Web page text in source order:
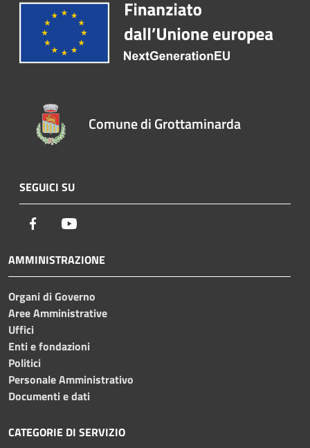
Comune di Grottaminarda
SEGUICI SU
Facebook
AMMINISTRAZIONE
Organi di Governo
Aree Amministrative
Uffici
Enti e fondazioni
Politici
Personale Amministrativo
Documenti e dati
CATEGORIE DI SERVIZIO